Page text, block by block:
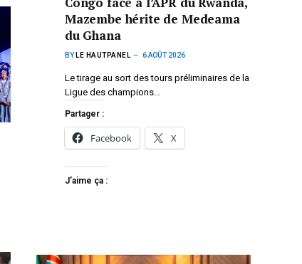
Mazembe hérite de Medeama
du Ghana
BY LE HAUTPANEL 6 AOÛT 2026
Le tirage au sort des tours préliminaires de la
Ligue des champions…
Partager :
Facebook X
J’aime ça :